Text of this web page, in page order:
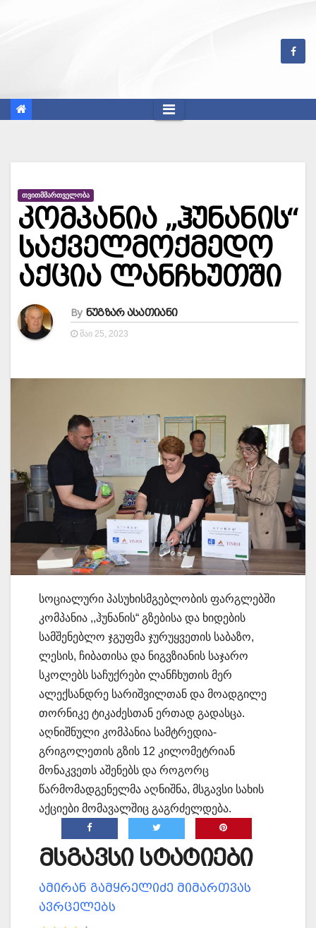
ᲗᲕᲘᲗᲛᲛᲐᲠᲗᲕᲔᲚᲝᲑᲐ
კომპანია „ჰუნანის“
საქველმოქმედო
აქცია ლანჩხუთში
By ნუგზარ ასათიანი
ᲛᲐᲘ 25, 2023
სოციალური პასუხისმგებლობის ფარგლებში
კომპანია ,,ჰუნანის“ გზებისა და ხიდების
სამშენებლო ჯგუფმა ჯურუყვეთის საბაზო,
ლესის, ჩიბათისა და ნიგვზიანის საჯარო
სკოლებს საჩუქრები ლანჩხუთის მერ
ალექსანდრე სარიშვილთან და მოადგილე
თორნიკე ტიკაძესთან ერთად გადასცა.
აღნიშნული კომპანია სამტრედია-
გრიგოლეთის გზის 12 კილომეტრიან
მონაკვეთს აშენებს და როგორც
წარმომადგენელმა აღნიშნა, მსგავსი სახის
აქციები მომავალშიც გაგრძელდება.
მსგავსი სტატიები
ამირან გამყრელიძე მიმართვას
ავრცელებს